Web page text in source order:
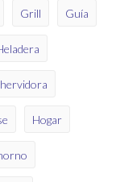
Grill Guía
hervidora
Hogar